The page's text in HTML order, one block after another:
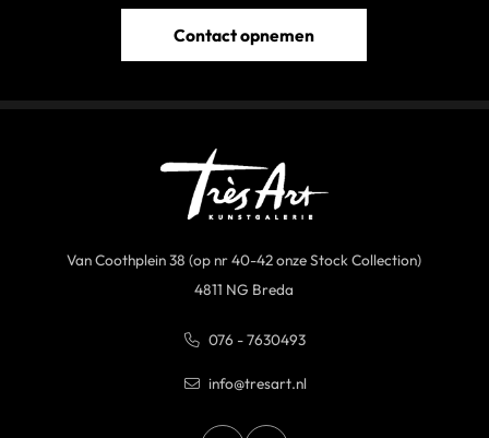
Contact opnemen
Van Coothplein 38 (op nr 40-42 onze Stock Collection)
4811 NG Breda
076 - 7630493
info@tresart.nl